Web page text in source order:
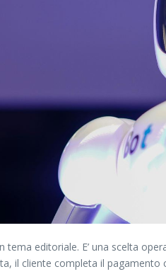
tema editoriale. E’ una scelta
il cliente completa il pagamento